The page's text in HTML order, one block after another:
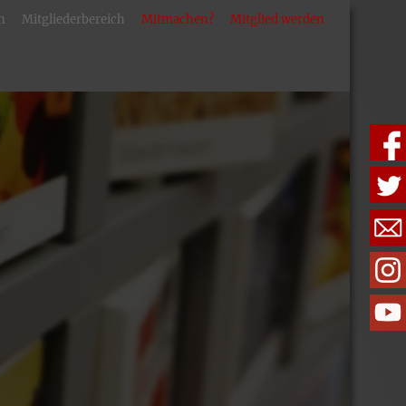
Mitgliederbereich Mitmachen? Mitglied werden